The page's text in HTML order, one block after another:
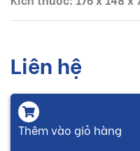
Liên hệ
Thêm vào giỏ hàng